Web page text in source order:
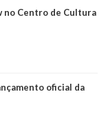
no Centro de Cultura
oficial da